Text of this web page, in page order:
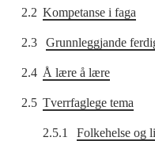
2.2 Kompetanse i faga
2.3 Grunnleggjande
2.4 Å lære å lære
2.5 Tverrfaglege tema
2.5.1 Folkehelse og